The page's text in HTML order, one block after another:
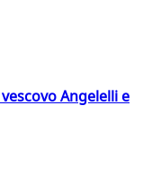
Angelelli e